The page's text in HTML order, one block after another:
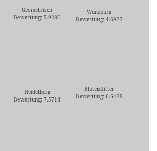
Geometrisch
Bewertung: 5.9286
Würzburg
Bewertung: 4.6923
Heidelberg
Bewertung: 7.5714
Blütenflitter
Bewertung: 6.6429